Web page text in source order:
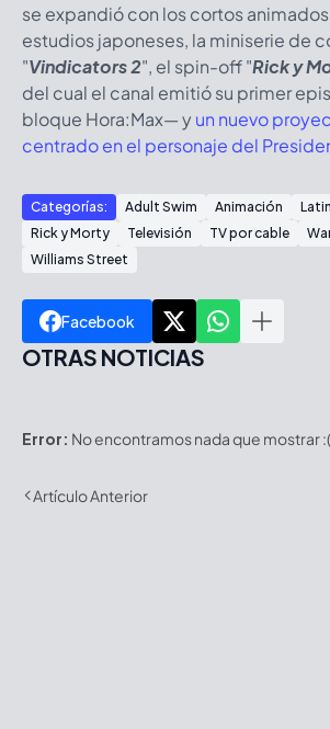
se expandió con los cortos
estudios japoneses, la miniserie de
"Vindicators 2", el spin-off "Rick y
del cual el canal emitió su primer
bloque Hora:Max— yun nuevo
centrado en el personaje del
Categorías: Adult Swim Animación
Rick y Morty
Televisión TV por cable
Williams Street
Facebook
OTRAS NOTICIAS
Error: No encontramos nada que mostrar :(
Artículo Anterior